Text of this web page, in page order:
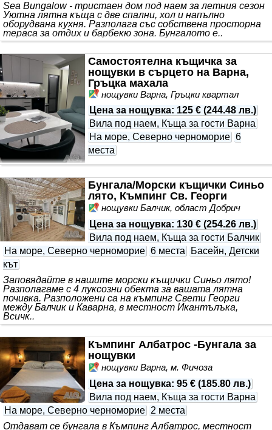
Sea Bungalow - тристаен дом под наем за летния сезон
Уютна лятна къща с две спални, хол и напълно
оборудвана кухня. Разполага със собствена просторна
тераса за отдих и барбекю зона. Бунгалото е..
Самостоятелна къщичка за
нощувки в сърцето на Варна,
Гръцка махала
нощувки Варна, Гръцки квартал
Цена за нощувка: 125 € (244.48 лв.)
Вила под наем, Къща за гости Варна
На море, Северно черноморие 6
места
Бунгала/Морски къщички Синьо
лято, Къмпинг Св. Георги
нощувки Балчик, област Добрич
Цена за нощувка: 130 € (254.26 лв.)
Вила под наем, Къща за гости Балчик
На море, Северно черноморие 6 места
Басейн, Детски
кът
Заповядайте в нашите морски къщички Синьо лято!
Разполагаме с 4 луксозни обекта за вашата лятна
почивка. Разположени са на къмпинг Свети Георги
между Балчик и Каварна, в местност Икантълъка,
Всичк..
Къмпинг Албатрос -Бунгала за
нощувки
нощувки Варна, м. Фичоза
Цена за нощувка: 95 € (185.80 лв.)
Вила под наем, Къща за гости Варна
На море, Северно черноморие 2 места
Отдават се бунгала в Къмпинг Албатрос, местност